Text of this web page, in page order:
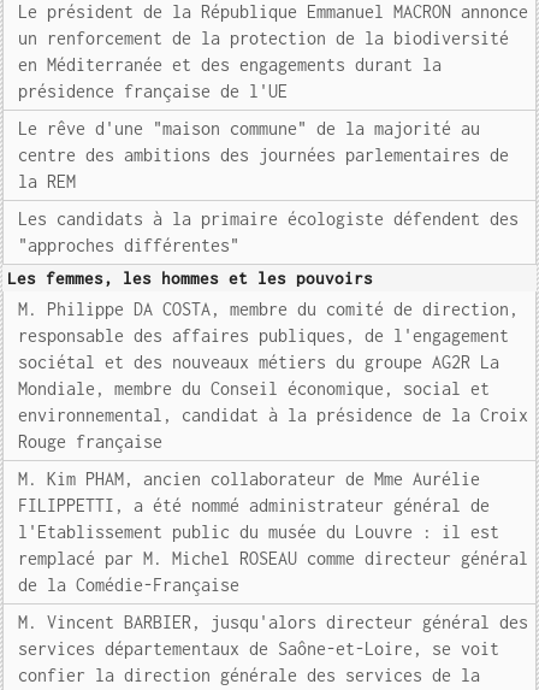
Le président de la République Emmanuel MACRON annonce
un renforcement de la protection de la biodiversité
en Méditerranée et des engagements durant la
présidence française de l'UE
Le rêve d'une "maison commune" de la majorité au
centre des ambitions des journées parlementaires de
la REM
Les candidats à la primaire écologiste défendent des
"approches différentes"
Les femmes, les hommes et les pouvoirs
M. Philippe DA COSTA, membre du comité de direction,
responsable des affaires publiques, de l'engagement
sociétal et des nouveaux métiers du groupe AG2R La
Mondiale, membre du Conseil économique, social et
environnemental, candidat à la présidence de la Croix
Rouge française
M. Kim PHAM, ancien collaborateur de Mme Aurélie
FILIPPETTI, a été nommé administrateur général de
l'Etablissement public du musée du Louvre : il est
remplacé par M. Michel ROSEAU comme directeur général
de la Comédie-Française
M. Vincent BARBIER, jusqu'alors directeur général des
services départementaux de Saône-et-Loire, se voit
confier la direction générale des services de la